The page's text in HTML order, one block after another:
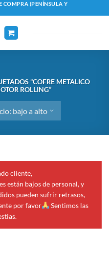
COMPRA (PENÍNSULA Y
“COFRE METALICO
ROLLING”
cliente,
están bajos de personal, y
pueden sufrir retrasos,
por favor
Sentimos las